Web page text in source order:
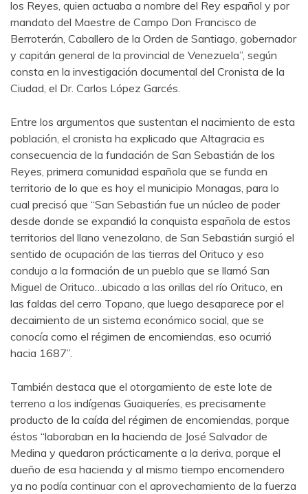
los Reyes, quien actuaba a nombre del Rey español y por
mandato del Maestre de Campo Don Francisco de
Berroterán, Caballero de la Orden de Santiago, gobernador
y capitán general de la provincial de Venezuela”, según
consta en la investigación documental del Cronista de la
Ciudad, el Dr. Carlos López Garcés.
Entre los argumentos que sustentan el nacimiento de esta
población, el cronista ha explicado que Altagracia es
consecuencia de la fundación de San Sebastián de los
Reyes, primera comunidad española que se funda en
territorio de lo que es hoy el municipio Monagas, para lo
cual precisó que “San Sebastián fue un núcleo de poder
desde donde se expandió la conquista española de estos
territorios del llano venezolano, de San Sebastián surgió el
sentido de ocupación de las tierras del Orituco y eso
condujo a la formación de un pueblo que se llamó San
Miguel de Orituco…ubicado a las orillas del río Orituco, en
las faldas del cerro Topano, que luego desaparece por el
decaimiento de un sistema económico social, que se
conocía como el régimen de encomiendas, eso ocurrió
hacia 1687”.
También destaca que el otorgamiento de este lote de
terreno a los indígenas Guaiqueríes, es precisamente
producto de la caída del régimen de encomiendas, porque
éstos “laboraban en la hacienda de José Salvador de
Medina y quedaron prácticamente a la deriva, porque el
dueño de esa hacienda y al mismo tiempo encomendero
ya no podía continuar con el aprovechamiento de la fuerza